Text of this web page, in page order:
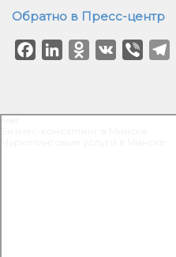
Обратно в Пресс-центр
FacebookLinkedInOdnoklassniki
VK Viber